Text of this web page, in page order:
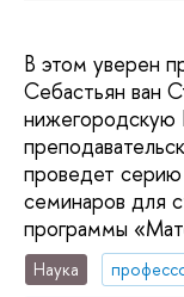
В этом уверен
Себастьян ван
нижегородскую
проведет серию
семинаров для
программы
Наука